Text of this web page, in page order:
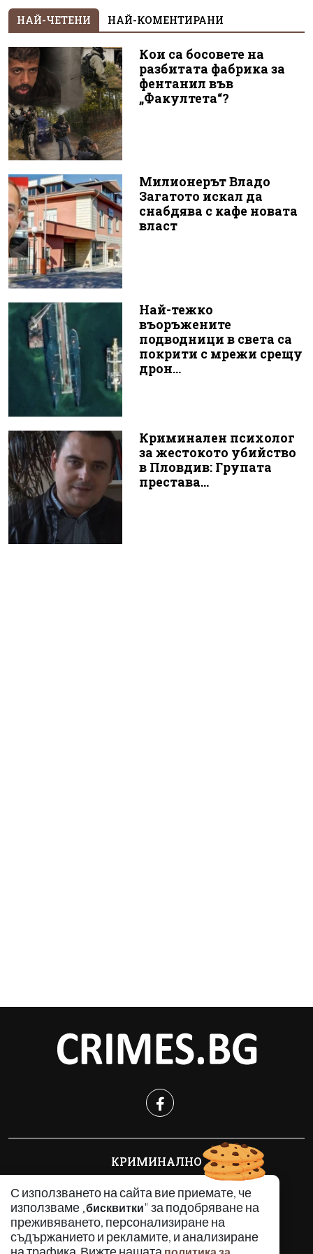
НАЙ-ЧЕТЕНИ НАЙ-КОМЕНТИРАНИ
Кои са босовете на
разбитата фабрика за
фентанил във
„Факултета“?
Милионерът Владо
Загатото искал да
снабдява с кафе новата
власт
Най-тежко
въоръжените
подводници в света са
покрити с мрежи срещу
дрон...
Криминален психолог
за жестокото убийство
в Пловдив: Групата
престава...
С използването на сайта вие приемате, че
използваме „бисквитки" за подобряване на
преживяването, персонализиране на
съдържанието и рекламите, и анализиране
КРИМИНАЛНО
ИНЦИДЕНТИ
АНАЛИЗИ
ПО СВЕТА
ВОДЕЩИ ТЕМИ